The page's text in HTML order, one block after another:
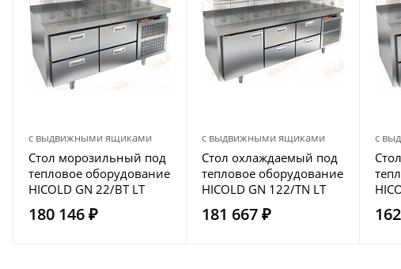
с выдвижными ящиками
Стол морозильный под
тепловое оборудование
HICOLD GN 22/BT LT
180 146 ₽
с выдвижными ящиками
Стол охлаждаемый под
тепловое оборудование
HICOLD GN 122/TN LT
181 667 ₽
с